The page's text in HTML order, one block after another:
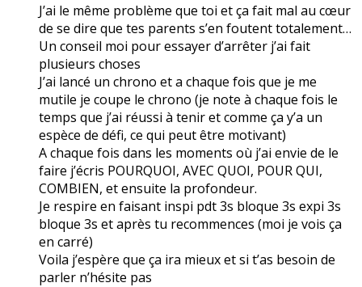
J’ai le même problème que toi et ça fait mal au cœur
de se dire que tes parents s’en foutent totalement…
Un conseil moi pour essayer d’arrêter j’ai fait
plusieurs choses
J’ai lancé un chrono et a chaque fois que je me
mutile je coupe le chrono (je note à chaque fois le
temps que j’ai réussi à tenir et comme ça y’a un
espèce de défi, ce qui peut être motivant)
A chaque fois dans les moments où j’ai envie de le
faire j’écris POURQUOI, AVEC QUOI, POUR QUI,
COMBIEN, et ensuite la profondeur.
Je respire en faisant inspi pdt 3s bloque 3s expi 3s
bloque 3s et après tu recommences (moi je vois ça
en carré)
Voila j’espère que ça ira mieux et si t’as besoin de
parler n’hésite pas